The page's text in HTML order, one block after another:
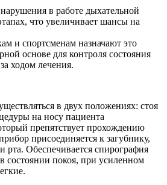
в работе дыхательной
что увеличивает шансы на
и спортсменам назначают это
основе для контроля состояния
ходом лечения.
в двух положениях: стоя
на носу пациента
препятствует прохождению
присоединяется к загубнику,
рта. Обеспечивается спирография
состоянии покоя, при усиленном